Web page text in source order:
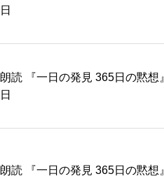
日
朗読 『一日の発見 365日の黙想
日
朗読 『一日の発見 365日の黙想